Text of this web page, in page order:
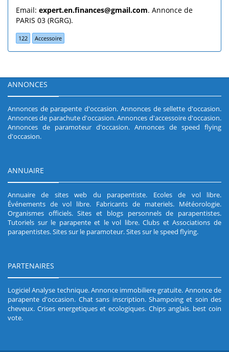
Email: expert.en.finances@gmail.com. Annonce de
PARIS 03 (RGRG).
122 Accessoire
ANNONCES
Annonces de parapente d'occasion. Annonces de sellette d'occasion.
Annonces de parachute d'occasion.Annonces d'accessoire d'occasion.
Annonces de paramoteur d'occasion. Annonces de speed flying
d'occasion.
ANNUAIRE
Annuaire de sites web du parapentiste. Ecoles de vol libre.
Événements de vol libre. Fabricants de materiels. Météorologie.
Organismes officiels.Sites et blogs personnels de parapentistes.
Tutoriels sur le parapente et le vol libre.Clubs et Associations de
parapentistes.Sites sur le paramoteur.Sites sur le speed flying.
PARTENAIRES
Logiciel Analyse technique.Annonce immobiliere gratuite. Annonce de
parapente d'occasion. Chat sans inscription. Shampoing et soin des
cheveux. Crises energetiques et ecologiques. Chips anglais. best coin
vote.